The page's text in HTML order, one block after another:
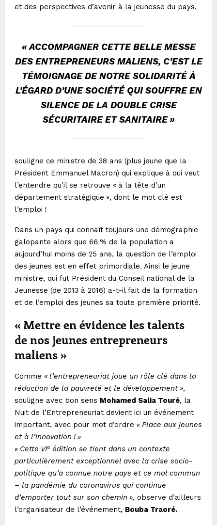
et des perspectives d’avenir à la jeunesse du pays.
«ACCOMPAGNER CETTE BELLE MESSE
DES ENTREPRENEURS MALIENS, C’EST LE
TÉMOIGNAGE DE NOTRE SOLIDARITÉ À
L’ÉGARD D’UNE SOCIÉTÉ QUI SOUFFRE EN
SILENCE DE LA DOUBLE CRISE
SÉCURITAIRE ET SANITAIRE »
souligne ce ministre de 38 ans (plus jeune que la
Président Emmanuel Macron) qui explique à qui veut
l’entendre qu’il se retrouve « à la tête d’un
département stratégique », dont le mot clé est
l’emploi !
Dans un pays qui connaît toujours une démographie
galopante alors que 66 % de la population a
aujourd’hui moins de 25 ans, la question de l’emploi
des jeunes est en effet primordiale. Ainsi le jeune
ministre, qui fut Président du Conseil national de la
Jeunesse (de 2013 à 2016) a-t-il fait de la formation
et de l’emploi des jeunes sa toute première priorité.
« Mettre en évidence les talents
de nos jeunes entrepreneurs
maliens »
Comme « l’entrepreneuriat joue un rôle clé dans la
réduction de la pauvreté et le développement »,
souligne avec bon sens Mohamed Salia Touré, la
Nuit de l’Entrepreneuriat devient ici un événement
important, avec pour mot d’ordre « Place aux jeunes
et à l’innovation ! »
« Cette VIe édition se tient dans un contexte
particulièrement exceptionnel avec la crise socio-
politique qu’a connue notre pays et ce mal commun
– la pandémie du coronavirus qui continue
d’emporter tout sur son chemin », observe d’ailleurs
l’organisateur de l’événement, Bouba Traoré.